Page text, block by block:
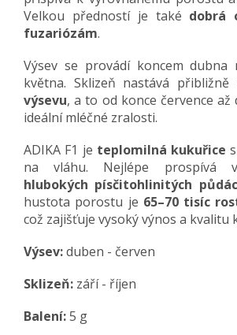
Velkou předností je také dobrá
fuzariózám.
Výsev se provádí koncem dubna
května. Sklizeň nastává přibližně
výsevu, a to od konce července až
ideální mléčné zralosti.
ADIKA F1 je teplomilná kukuřice
na vláhu. Nejlépe prospívá
hlubokých písčitohlinitých
hustota porostu je 65–70 tisíc
což zajišťuje vysoký výnos a kvalitu
Výsev:duben - červen
Sklizeň: září - říjen
Balení:5 g